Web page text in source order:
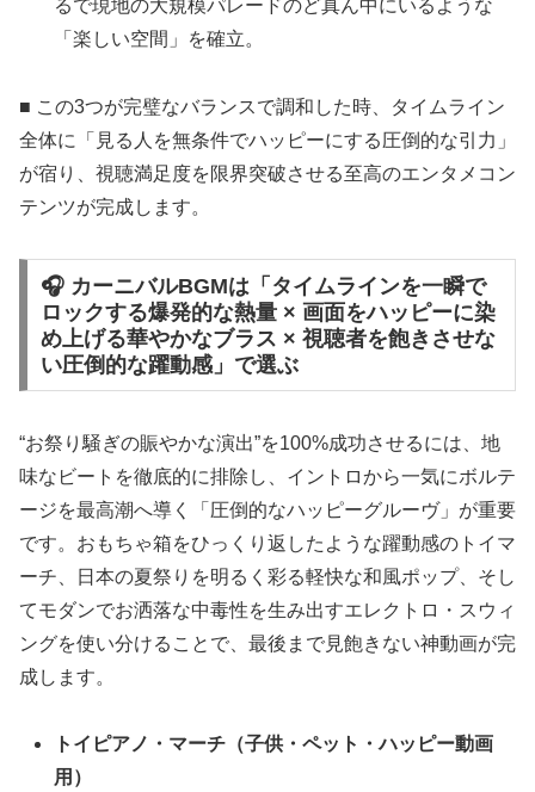
るで現地の大規模パレードのど真ん中にいるような
「楽しい空間」を確立。
■ この3つが完璧なバランスで調和した時、タイムライン
全体に「見る人を無条件でハッピーにする圧倒的な引力」
が宿り、視聴満足度を限界突破させる至高のエンタメコン
テンツが完成します。
🎧 カーニバルBGMは「タイムラインを一瞬で
ロックする爆発的な熱量 × 画面をハッピーに染
め上げる華やかなブラス × 視聴者を飽きさせな
い圧倒的な躍動感」で選ぶ
“お祭り騒ぎの賑やかな演出”を100%成功させるには、地
味なビートを徹底的に排除し、イントロから一気にボルテ
ージを最高潮へ導く「圧倒的なハッピーグルーヴ」が重要
です。おもちゃ箱をひっくり返したような躍動感のトイマ
ーチ、日本の夏祭りを明るく彩る軽快な和風ポップ、そし
てモダンでお洒落な中毒性を生み出すエレクトロ・スウィ
ングを使い分けることで、最後まで見飽きない神動画が完
成します。
トイピアノ・マーチ（子供・ペット・ハッピー動画
用）